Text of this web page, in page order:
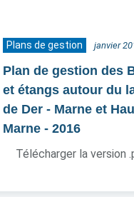
Plans de gestion janvier
Plan de gestion des
et étangs autour du
de Der - Marne et
Marne - 2016
Télécharger la version